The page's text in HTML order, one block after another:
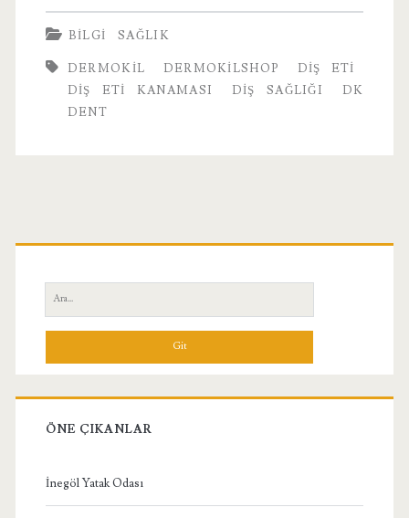
Eti
Kanaması
OLanlar
BILGI SAĞLIK
DERMOKIL DERMOKILSHOP
DIŞ ETI
DIŞ ETI KANAMASI
DIŞ SAĞLIĞI
DK
DENT
Birincil
Yan
Menü
Ara:
ÖNE ÇIKANLAR
İnegöl Yatak Odası